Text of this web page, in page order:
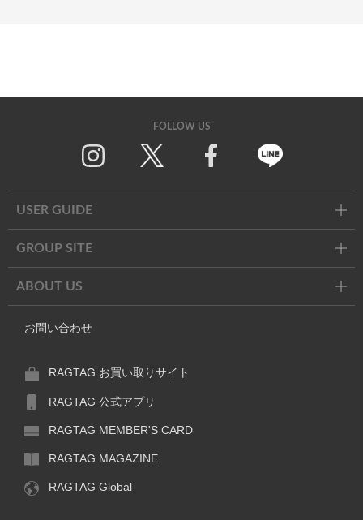
FOLLOW US
USER GUIDE
GROUP SITE
ABOUT US
お問い合わせ
RAGTAG お買い取りサイト
RAGTAG 公式アプリ
RAGTAG MEMBER'S CARD
RAGTAG MAGAZINE
RAGTAG Global